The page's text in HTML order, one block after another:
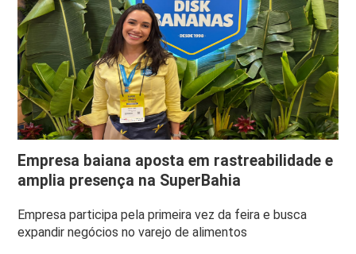
Empresa baiana aposta em rastreabilidade e
amplia presença na SuperBahia
Empresa participa pela primeira vez da feira e busca
expandir negócios no varejo de alimentos